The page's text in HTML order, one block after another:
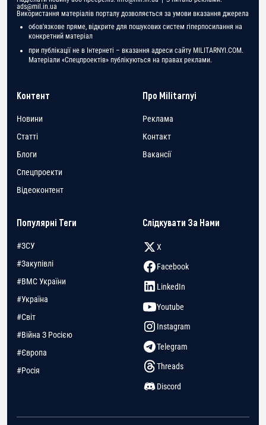
ads@mil.in.ua
Використання матеріалів порталу дозволяється за умови вказання джерела
обов'язкове пряме, відкрите для пошукових систем гіперпосилання на
конкретний матеріал
при публікації не в Інтернеті – вказання адреси сайту MILITARNYI.COM.
Матеріали «Спецпроектів» публікуються на правах реклами.
Контент
Новини
Статті
Блоги
Спецпроекти
Відеоконтент
Про Militarnyi
Реклама
Контакт
Вакансії
Популярні Теги
#ЗСУ
#Закупівлі
#ВМС України
#Україна
#Світ
#Війна З Росією
#Європа
#Росія
Слідкувати За Нами
X
Facebook
LinkedIn
Youtube
Instagram
Telegram
Threads
Discord